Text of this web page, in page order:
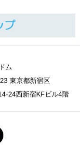
ム
東京都新宿区
24西新宿KFビル4階